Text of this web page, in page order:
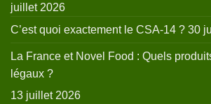
juillet 2026
C’est quoi exactement le CSA-14 ? 30
La France et Novel Food : Quels
légaux ?
13 juillet 2026